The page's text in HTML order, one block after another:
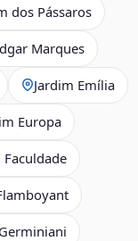
dos Pássaros
Marques
Jardim Emília
Europa
Faculdade